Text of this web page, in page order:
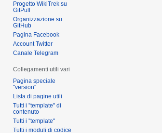
Progetto WikiTrek su
GitPull
Organizzazione su
GitHub
Pagina Facebook
Account Twitter
Canale Telegram
Collegamenti utili vari
Pagina speciale
''version''
Lista di pagine utili
Tutti i ''template'' di
contenuto
Tutti i ''template''
Tutti i moduli di codice